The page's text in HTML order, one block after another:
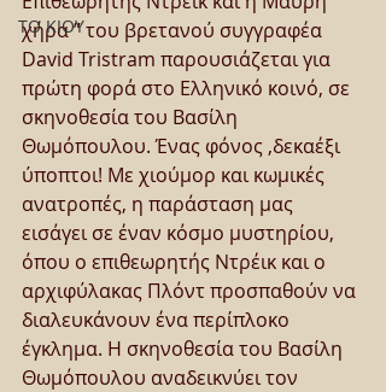
ΤΟ ΚΙΟΥ
χήρα ” του βρετανού συγγραφέα
David Tristram παρουσιάζεται για
πρώτη φορά στο Ελληνικό κοινό, σε
σκηνοθεσία του Βασίλη
Θωμόπουλου. Ένας φόνος ,δεκαέξι
ύποπτοι! Με χιούμορ και κωμικές
ανατροπές, η παράσταση μας
εισάγει σε έναν κόσμο μυστηρίου,
όπου ο επιθεωρητής Ντρέικ και ο
αρχιφύλακας Πλόντ προσπαθούν να
διαλευκάνουν ένα περίπλοκο
έγκλημα. Η σκηνοθεσία του Βασίλη
Θωμόπουλου αναδεικνύει τον